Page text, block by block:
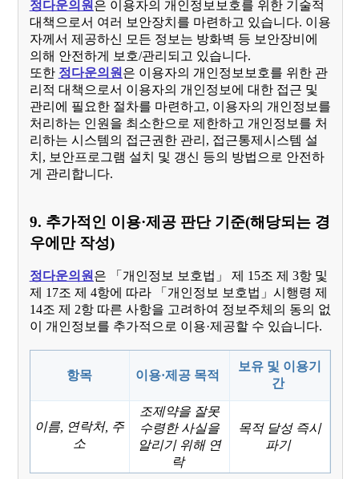
정다운의원은 이용자의 개인정보보호를 위한 기술적
대책으로서 여러 보안장치를 마련하고 있습니다. 이용
자께서 제공하신 모든 정보는 방화벽 등 보안장비에
의해 안전하게 보호/관리되고 있습니다.
또한 정다운의원은 이용자의 개인정보보호를 위한 관
리적 대책으로서 이용자의 개인정보에 대한 접근 및
관리에 필요한 절차를 마련하고, 이용자의 개인정보를
처리하는 인원을 최소한으로 제한하고 개인정보를 처
리하는 시스템의 접근권한 관리, 접근통제시스템 설
치, 보안프로그램 설치 및 갱신 등의 방법으로 안전하
게 관리합니다.
9. 추가적인 이용·제공 판단 기준(해당되는 경
우에만 작성)
정다운의원​은 「개인정보 보호법」 제 15조 제 3항 및
제 17조 제 4항에 따라 「개인정보 보호법」​시행령 제
14조 제 2항 따른 사항을 고려하여 정보주체의 동의 없
이 개인정보를 추가적으로 이용·제공할 수 있습니다.
항목 이용·제공 목적
보유 및 이용기
간
이름, 연락처, 주
소
조제약을 잘못
수령한 사실을
알리기 위해 연
락
목적 달성 즉시
파기